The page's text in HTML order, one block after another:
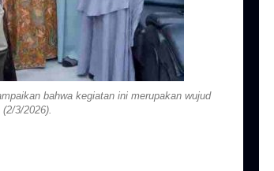
bahwa kegiatan ini merupakan wujud
3/2026).